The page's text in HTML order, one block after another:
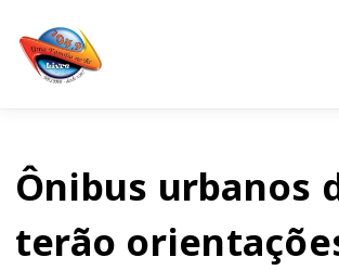
Ônibus urbanos
terão